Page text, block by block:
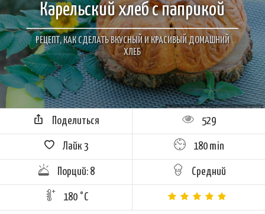
Карельский хлеб с паприкой
РЕЦЕПТ, КАК СДЕЛАТЬ ВКУСНЫЙ И КРАСИВЫЙ ДОМАШНИЙ
ХЛЕБ
Поделиться 529
Лайк 3 180 min
Порций: 8 Средний
180 °C